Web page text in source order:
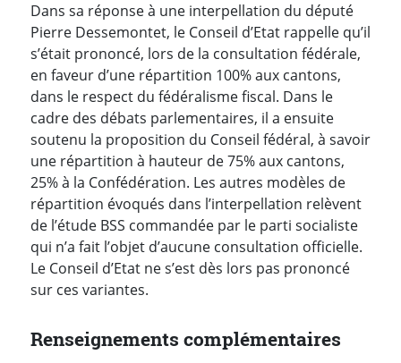
Dans sa réponse à une interpellation du député
Pierre Dessemontet, le Conseil d’Etat rappelle qu’il
s’était prononcé, lors de la consultation fédérale,
en faveur d’une répartition 100% aux cantons,
dans le respect du fédéralisme fiscal. Dans le
cadre des débats parlementaires, il a ensuite
soutenu la proposition du Conseil fédéral, à savoir
une répartition à hauteur de 75% aux cantons,
25% à la Confédération. Les autres modèles de
répartition évoqués dans l’interpellation relèvent
de l’étude BSS commandée par le parti socialiste
qui n’a fait l’objet d’aucune consultation officielle.
Le Conseil d’Etat ne s’est dès lors pas prononcé
sur ces variantes.
Renseignements complémentaires